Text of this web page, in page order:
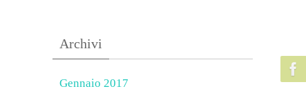
Archivi
Gennaio 2017